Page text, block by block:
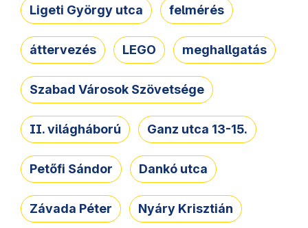
Ligeti György utca felmérés
áttervezés LEGO meghallgatás
Szabad Városok Szövetsége
II. világháború Ganz utca 13-15.
Petőfi Sándor Dankó utca
Závada Péter Nyáry Krisztián